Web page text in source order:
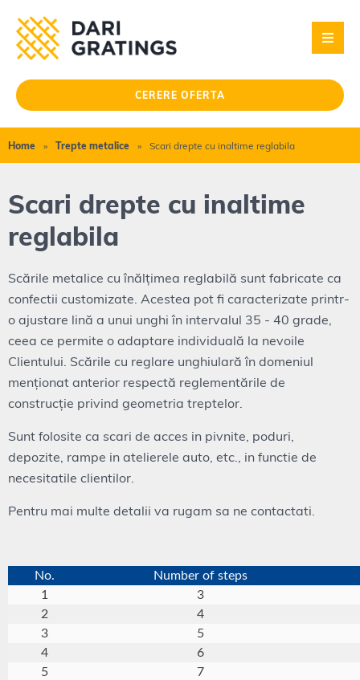
CERERE OFERTA
Home » Trepte metalice » Scari drepte cu inaltime reglabila
Scari drepte cu inaltime
reglabila
Scările metalice cu înălțimea reglabilă sunt fabricate ca
confectii customizate. Acestea pot fi caracterizate printr-
o ajustare lină a unui unghi în intervalul 35 - 40 grade,
ceea ce permite o adaptare individuală la nevoile
Clientului. Scările cu reglare unghiulară în domeniul
menționat anterior respectă reglementările de
construcție privind geometria treptelor.
Sunt folosite ca scari de acces in pivnite, poduri,
depozite, rampe in atelierele auto, etc., in functie de
necesitatile clientilor.
Pentru mai multe detalii va rugam sa ne contactati.
No.
Number of steps
1
3
2
4
3
5
4
6
5
7